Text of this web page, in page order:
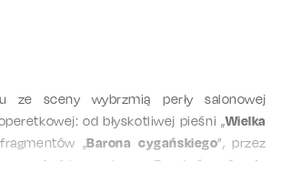
ze sceny wybrzmią perły salonowej
od błyskotliwej pieśni „Wielka
„Barona cygańskiego”, przez
mucho ” i energiczne „ Przetańczyć całą